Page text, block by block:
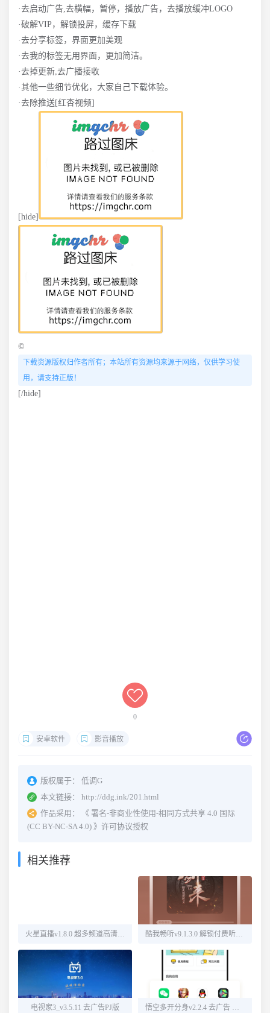
·去启动广告,去横幅，暂停，播放广告，去播放缓冲LOGO
·破解VIP，解锁投屏，缓存下载
·去分享标签，界面更加美观
·去我的标签无用界面，更加简洁。
·去掉更新,去广播接收
·其他一些细节优化，大家自己下载体验。
·去除推送[红杏视频]
[hide]
©
下载资源版权归作者所有；本站所有资源均来源于网络，仅供学习使
用，请支持正版！
[/hide]
0
安卓软件 影音播放
版权属于：
低调G
本文链接：
http://ddg.ink/201.html
作品采用：
《 署名-非商业性使用-相同方式共享 4.0 国际
(CC BY-NC-SA 4.0) 》许可协议授权
相关推荐
火星直播v1.8.0 超多频道高清直播 酷我畅听v9.1.3.0 解锁付费听书源
电视家3_v3.5.11 去广告PJ版 悟空多开分身v2.2.4 去广告 解锁会员